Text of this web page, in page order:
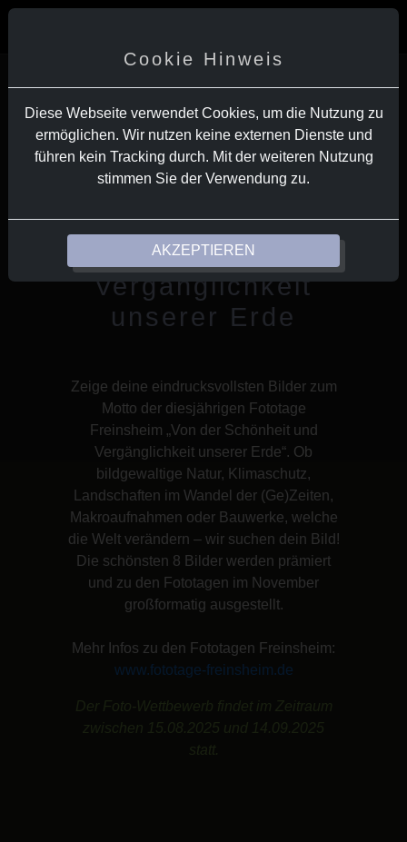
Cookie Hinweis
Diese Webseite verwendet Cookies, um die Nutzung zu
ermöglichen. Wir nutzen keine externen Dienste und
führen kein Tracking durch. Mit der weiteren Nutzung
stimmen Sie der Verwendung zu.
AKZEPTIEREN
FOTO-WETTBEWERB
6. Fototage
Freinsheim - Von
der Schönheit und
Vergänglichkeit
unserer Erde
Zeige deine eindrucksvollsten Bilder zum
Motto der diesjährigen Fototage
Freinsheim „Von der Schönheit und
Vergänglichkeit unserer Erde“. Ob
bildgewaltige Natur, Klimaschutz,
Landschaften im Wandel der (Ge)Zeiten,
Makroaufnahmen oder Bauwerke, welche
die Welt verändern – wir suchen dein Bild!
Die schönsten 8 Bilder werden prämiert
und zu den Fototagen im November
großformatig ausgestellt.
Mehr Infos zu den Fototagen Freinsheim:
www.fototage-freinsheim.de
Der Foto-Wettbewerb findet im Zeitraum
zwischen 15.08.2025 und 14.09.2025
statt.